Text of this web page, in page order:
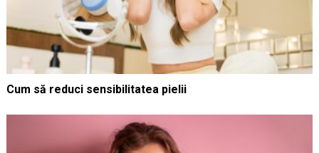
Cum să reduci sensibilitatea pielii